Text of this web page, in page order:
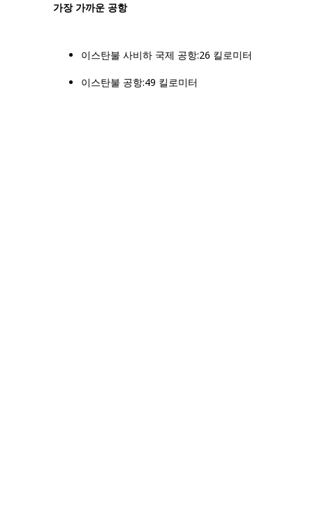
가장 가까운 공항
이스탄불 사비하 국제 공항:26 킬로미터
이스탄불 공항:49 킬로미터